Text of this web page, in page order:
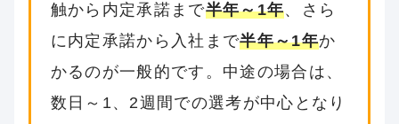
触から内定承諾まで半年～1年、さら
に内定承諾から入社まで半年～1年か
かるのが一般的です。中途の場合は、
数日～1、2週間での選考が中心となり